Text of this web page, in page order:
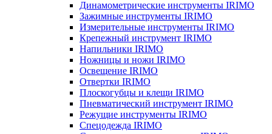
Динамометрические инструменты IRIMO
Зажимные инструменты IRIMO
Измерительные инструменты IRIMO
Крепежный инструмент IRIMO
Напильники IRIMO
Ножницы и ножи IRIMO
Освещение IRIMO
Отвертки IRIMO
Плоскогубцы и клещи IRIMO
Пневматический инструмент IRIMO
Режущие инструменты IRIMO
Спецодежда IRIMO